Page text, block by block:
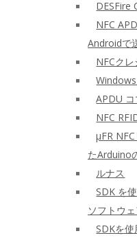
DESFire
NFC
Androidで
NFCク
APDU
NFC
μFR
たArduino
ルナス
SDK を
ソフトウ
SDKを